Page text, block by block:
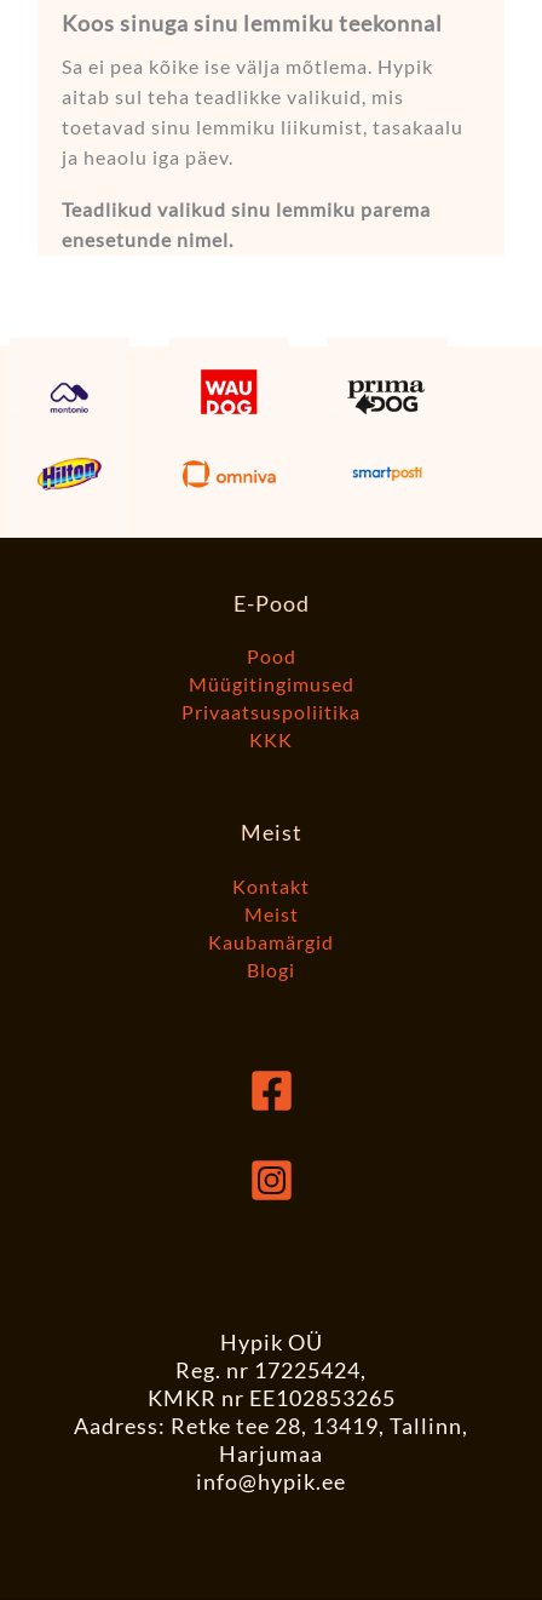
Koos sinuga sinu lemmiku teekonnal
Sa ei pea kõike ise välja mõtlema. Hypik
aitab sul teha teadlikke valikuid, mis
toetavad sinu lemmiku liikumist, tasakaalu
ja heaolu iga päev.
Teadlikud valikud sinu lemmiku parema
enesetunde nimel.
E-Pood
Pood
Müügitingimused
Privaatsuspoliitika
KKK
Meist
Kontakt
Meist
Kaubamärgid
Blogi
Hypik OÜ
Reg. nr 17225424,
KMKR nr EE102853265
Aadress: Retke tee 28, 13419, Tallinn,
Harjumaa
info@hypik.ee